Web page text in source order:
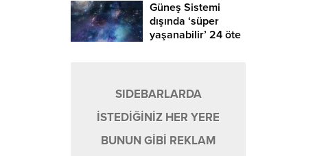
Güneş Sistemi
dışında ‘süper
yaşanabilir’ 24 öte
SIDEBARLARDA
İSTEDİĞİNİZ HER YERE
BUNUN GİBİ REKLAM